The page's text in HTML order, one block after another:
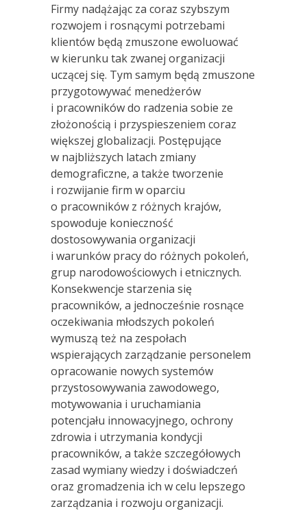
Firmy nadążając za coraz szybszym
rozwojem i rosnącymi potrzebami
klientów będą zmuszone ewoluować
w kierunku tak zwanej organizacji
uczącej się. Tym samym będą zmuszone
przygotowywać menedżerów
i pracowników do radzenia sobie ze
złożonością i przyspieszeniem coraz
większej globalizacji. Postępujące
w najbliższych latach zmiany
demograficzne, a także tworzenie
i rozwijanie firm w oparciu
o pracowników z różnych krajów,
spowoduje konieczność
dostosowywania organizacji
i warunków pracy do różnych pokoleń,
grup narodowościowych i etnicznych.
Konsekwencje starzenia się
pracowników, a jednocześnie rosnące
oczekiwania młodszych pokoleń
wymuszą też na zespołach
wspierających zarządzanie personelem
opracowanie nowych systemów
przystosowywania zawodowego,
motywowania i uruchamiania
potencjału innowacyjnego, ochrony
zdrowia i utrzymania kondycji
pracowników, a także szczegółowych
zasad wymiany wiedzy i doświadczeń
oraz gromadzenia ich w celu lepszego
zarządzania i rozwoju organizacji.